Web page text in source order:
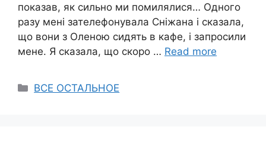
показав, як сильно ми помилялися… Одного
разу мені зателефонувала Сніжана і сказала,
що вони з Оленою сидять в кафе, і запросили
мене. Я сказала, що скоро … Read more
Categories
ВСЕ ОСТАЛЬНОЕ